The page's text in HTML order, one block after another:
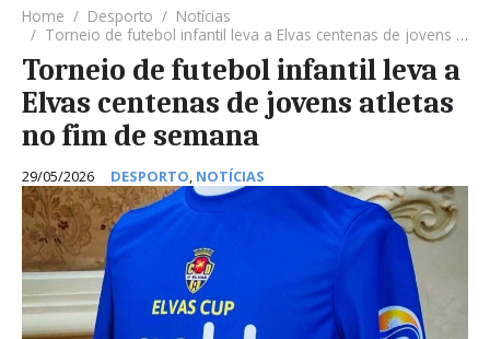
Home Desporto
Notícias
Torneio de futebol infantil leva a Elvas centenas de jovens atletas no fim de semana
Torneio de futebol infantil leva a
Elvas centenas de jovens atletas
no fim de semana
29/05/2026 DESPORTO, NOTÍCIAS